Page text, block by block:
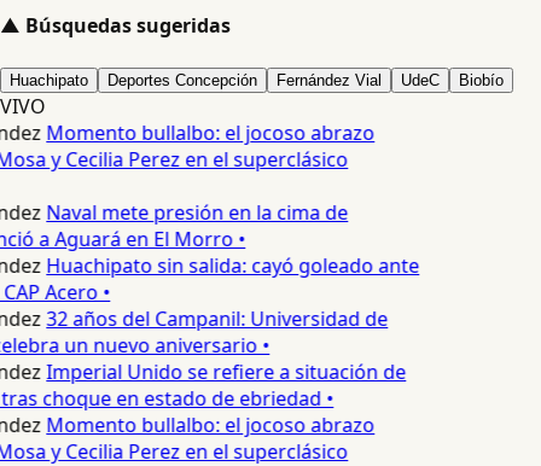
▲ Búsquedas sugeridas
Huachipato Deportes Concepción Fernández Vial UdeC Biobío
VIVO
Momento bullalbo: el jocoso abrazo
y Cecilia Perez en el superclásico
Naval mete presión en la cima de
a Aguará en El Morro •
Huachipato sin salida: cayó goleado ante
Acero •
32 años del Campanil: Universidad de
un nuevo aniversario •
Imperial Unido se refiere a situación de
choque en estado de ebriedad •
Momento bullalbo: el jocoso abrazo
y Cecilia Perez en el superclásico